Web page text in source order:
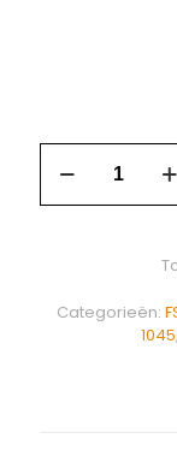
Categorieën:
1045,